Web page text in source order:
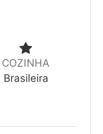
COZINHA
Brasileira